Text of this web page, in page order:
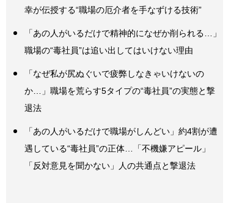
幸が伝授する“職場の厄介者を手なずける技術”
「あの人がいるだけで精神的になぜか削られる…」
職場の“毒社員”は追い出してはいけない理由
「なぜ私が尻ぬぐいで疲弊しなきゃいけないの
か…」職場を荒らす5タイプの“毒社員”の実態と撃
退法
「あの人がいるだけで職場がしんどい」約4割が遭
遇している“毒社員”の正体…「不機嫌アピール」
「反対意見を聞かない」人の共通点と撃退法